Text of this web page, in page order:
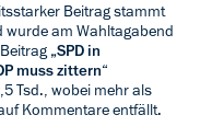
Beitrag stammt
wurde am Wahltagabend
„SPD in
muss zittern“
Tsd., wobei mehr als
Kommentare entfällt.